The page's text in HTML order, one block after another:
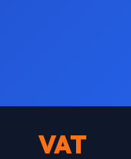
VAT